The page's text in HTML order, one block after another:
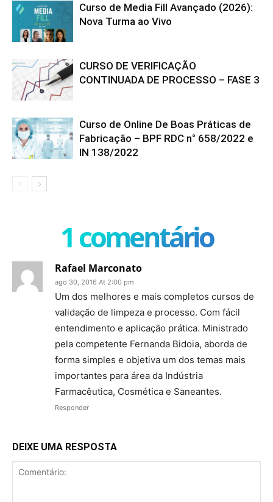
Curso de Media Fill Avançado (2026):
Nova Turma ao Vivo
CURSO DE VERIFICAÇÃO
CONTINUADA DE PROCESSO – FASE 3
Curso de Online De Boas Práticas de
Fabricação – BPF RDC n° 658/2022 e
IN 138/2022
1 comentário
Rafael Marconato
ago 30, 2016 At 2:00 pm
Um dos melhores e mais completos cursos de
validação de limpeza e processo. Com fácil
entendimento e aplicação prática. Ministrado
pela competente Fernanda Bidoia, aborda de
forma simples e objetiva um dos temas mais
importantes para área da Indústria
Farmacêutica, Cosmética e Saneantes.
Responder
DEIXE UMA RESPOSTA